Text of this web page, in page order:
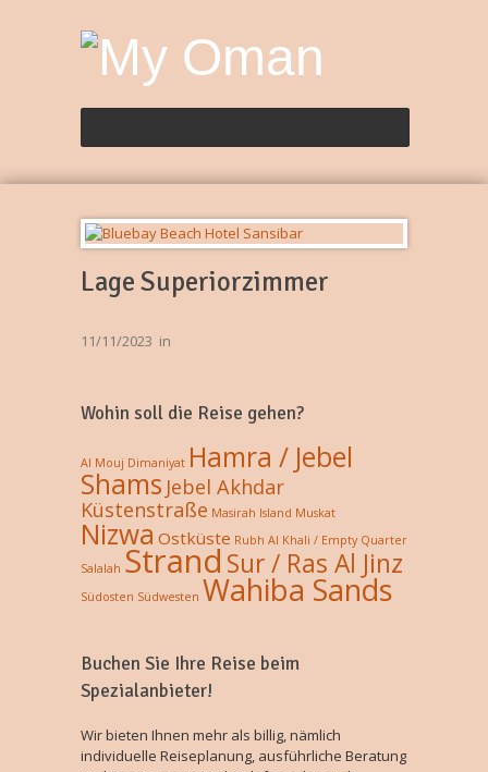
Lage Superiorzimmer
11/11/2023 in
Wohin soll die Reise gehen?
Al Mouj Dimaniyat Hamra / Jebel
Shams Jebel Akhdar
Küstenstraße Masirah Island Muskat
Nizwa Ostküste Rubh Al Khali / Empty Quarter
Salalah Strand Sur / Ras Al Jinz
Südosten Südwesten Wahiba Sands
Buchen Sie Ihre Reise beim
Spezialanbieter!
Wir bieten Ihnen mehr als billig, nämlich
individuelle Reiseplanung, ausführliche Beratung